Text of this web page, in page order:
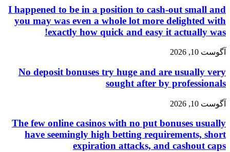
I happened to be in a position to cash-out small and
you may was even a whole lot more delighted with
exactly how quick and easy it actually was!
آگوست 10, 2026
No deposit bonuses try huge and are usually very
sought after by professionals
آگوست 10, 2026
The few online casinos with no put bonuses usually
have seemingly high betting requirements, short
expiration attacks, and cashout caps